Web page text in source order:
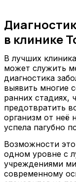
в клинике
В лучших
может служить
диагностика
выявить многие
ранних стадиях,
предотвратить
организм от неё
успела пагубно
Возможности
одном уровне с
учреждениями
современному